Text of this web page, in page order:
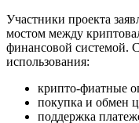
Участники проекта
мостом между
финансовой системой.
использования:
крипто-фиатные
покупка и обмен
поддержка